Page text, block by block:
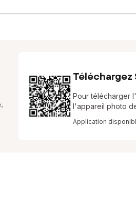
Téléchargez
Pour télécharger
l'appareil photo
Application